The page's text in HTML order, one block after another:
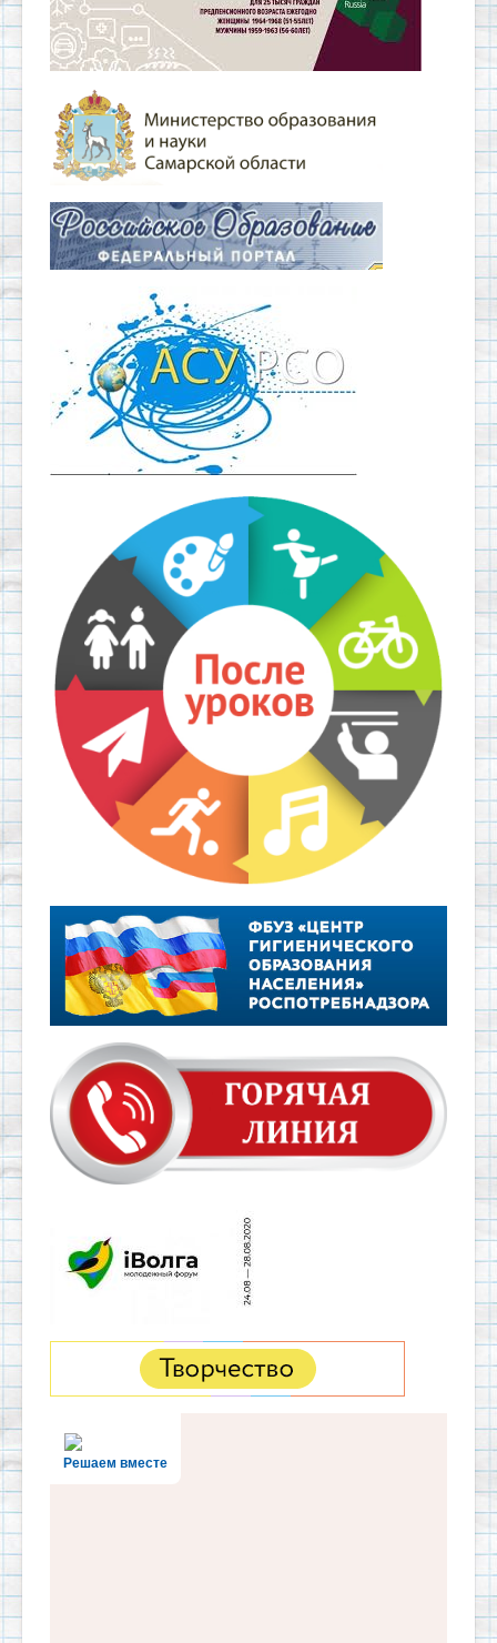
Решаем вместе